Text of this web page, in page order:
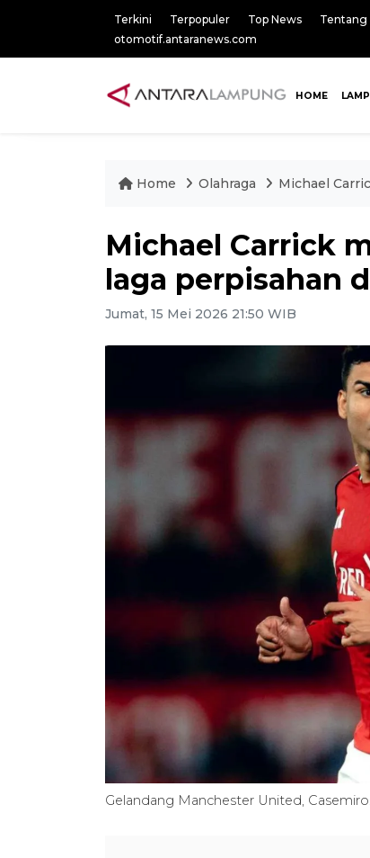
Terkini Terpopuler Top News Tentang
otomotif.antaranews.com
HOME
Home Olahraga Michael
Michael Carrick
laga perpisahan
Jumat, 15 Mei 2026 21:50 WIB
Gelandang Manchester United,